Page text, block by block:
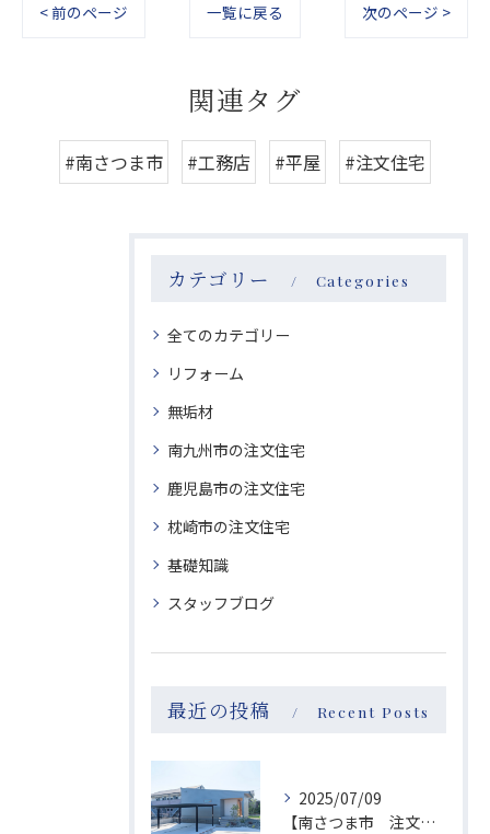
< 前のページ 一覧に戻る 次のページ >
関連タグ
#南さつま市 #工務店 #平屋 #注文住宅
カテゴリー Categories
全てのカテゴリー
リフォーム
無垢材
南九州市の注文住宅
鹿児島市の注文住宅
枕崎市の注文住宅
基礎知識
スタッフブログ
最近の投稿 Recent Posts
2025/07/09
【南さつま市 注文住宅】Instagramがバズり中？！